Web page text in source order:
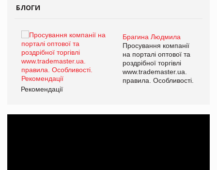
БЛОГИ
Брагина Людмила
Просування компанії
на порталі оптової та
роздрібної торгівлі
www.trademaster.ua.
правила. Особливості.
Рекомендації